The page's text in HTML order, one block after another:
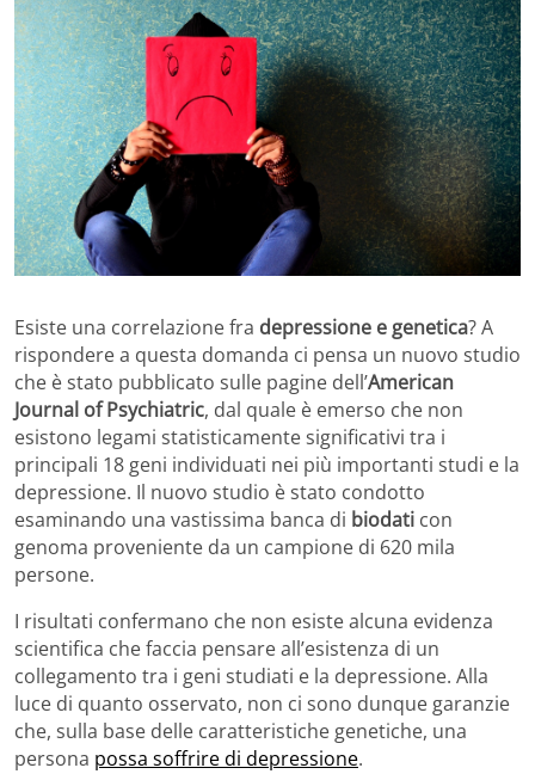
Esiste una correlazione fra depressione e genetica? A
rispondere a questa domanda ci pensa un nuovo studio
che è stato pubblicato sulle pagine dell’American
Journal of Psychiatric, dal quale è emerso che non
esistono legami statisticamente significativi tra i
principali 18 geni individuati nei più importanti studi e la
depressione. Il nuovo studio è stato condotto
esaminando una vastissima banca di biodati con
genoma proveniente da un campione di 620 mila
persone.
I risultati confermano che non esiste alcuna evidenza
scientifica che faccia pensare all’esistenza di un
collegamento tra i geni studiati e la depressione. Alla
luce di quanto osservato, non ci sono dunque garanzie
che, sulla base delle caratteristiche genetiche, una
persona possa soffrire di depressione.